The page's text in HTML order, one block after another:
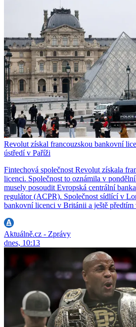
Revolut získal francouzskou bankovní
ústředí v Paříži
Fintechová společnost Revolut získala
licenci. Společnost to oznámila v
musely posoudit Evropská centrální
regulátor (ACPR). Společnost sídlící v
bankovní licenci v Británii a ještě
Aktuálně.cz - Zprávy
dnes, 10:13